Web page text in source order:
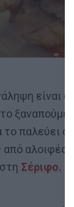
είναι
ξαναπούμε:
παλεύει
αλοιφές
Σέριφο.